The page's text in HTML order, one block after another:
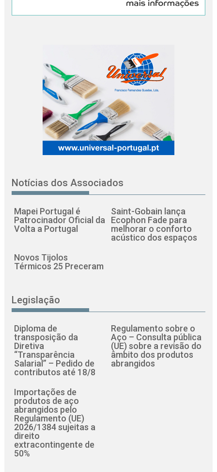
Notícias dos Associados
Mapei Portugal é
Patrocinador Oficial da
Volta a Portugal
Saint-Gobain lança
Ecophon Fade para
melhorar o conforto
acústico dos espaços
Novos Tijolos
Térmicos 25 Preceram
Legislação
Diploma de
transposição da
Diretiva
“Transparência
Salarial” – Pedido de
contributos até 18/8
Regulamento sobre o
Aço – Consulta pública
(UE) sobre a revisão do
âmbito dos produtos
abrangidos
Importações de
produtos de aço
abrangidos pelo
Regulamento (UE)
2026/1384 sujeitas a
direito
extracontingente de
50%